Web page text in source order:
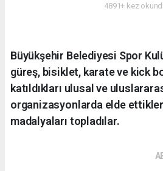
4891+ kez
Büyükşehir Belediyesi Spor
güreş, bisiklet, karate ve kick
katıldıkları ulusal ve
organizasyonlarda elde
madalyaları topladılar.